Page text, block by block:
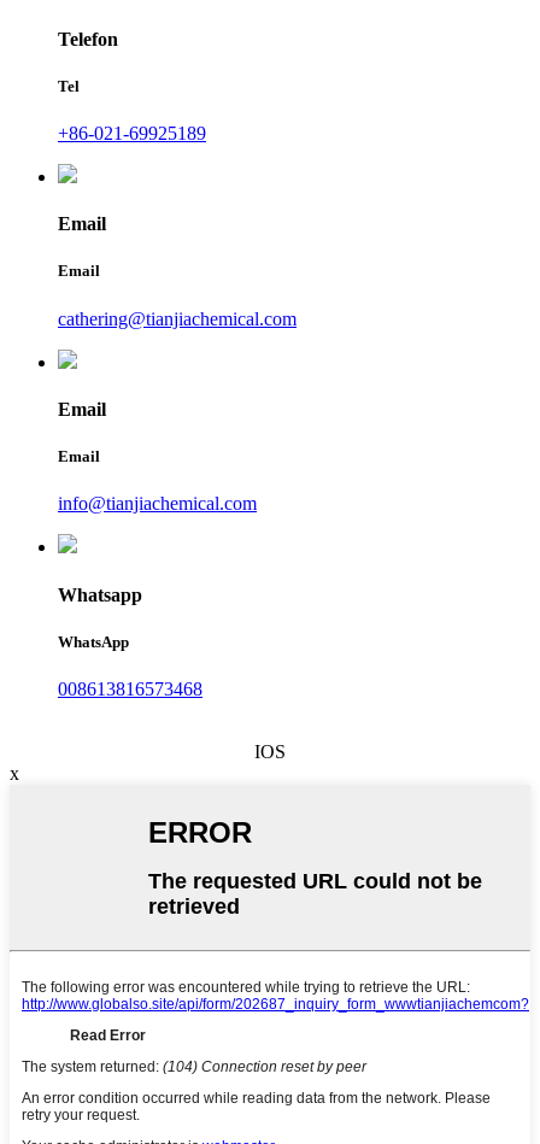
Telefon
Tel
+86-021-69925189
Email
Email
cathering@tianjiachemical.com
Email
Email
info@tianjiachemical.com
Whatsapp
WhatsApp
008613816573468
IOS
x